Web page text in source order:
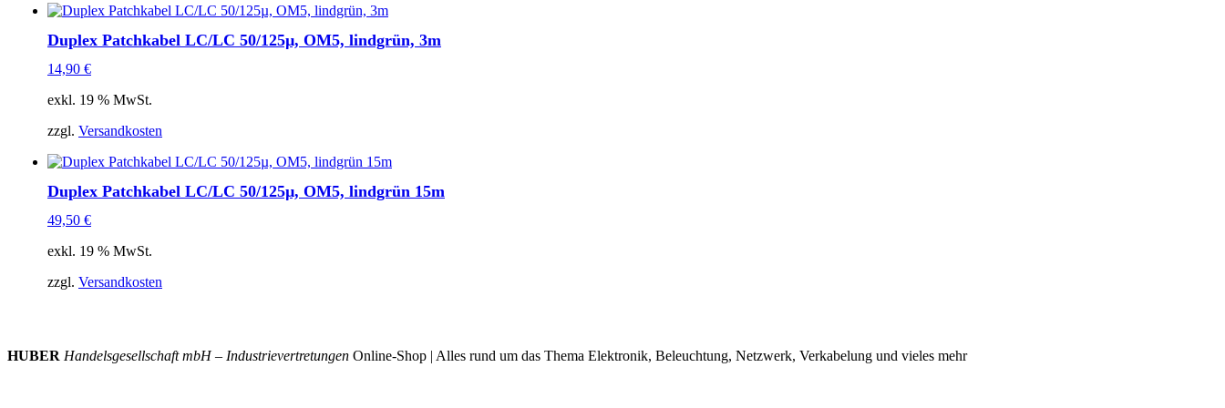
Duplex Patchkabel LC/LC 50/125µ, OM5, lindgrün, 3m
14,90 €
exkl. 19 % MwSt.
zzgl. Versandkosten
Duplex Patchkabel LC/LC 50/125µ, OM5, lindgrün 15m
49,50 €
exkl. 19 % MwSt.
zzgl. Versandkosten
HUBER Handelsgesellschaft mbH – Industrievertretungen Online-Shop | Alles rund um das Thema Elektronik, Beleuchtung, Netzwerk, Verkabelung und vieles mehr